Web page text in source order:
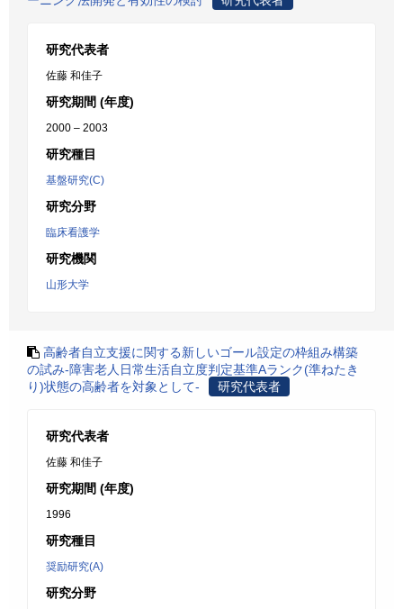
研究代表者
佐藤 和佳子
研究期間 (年度)
2000 – 2003
研究種目
基盤研究(C)
研究分野
臨床看護学
研究機関
山形大学
高齢者自立支援に関する新しいゴール設定の枠組み構築
の試み-障害老人日常生活自立度判定基準Aランク(準ねたき
り)状態の高齢者を対象として-
研究代表者
研究代表者
佐藤 和佳子
研究期間 (年度)
1996
研究種目
奨励研究(A)
研究分野